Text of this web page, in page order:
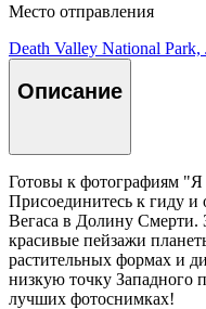
Место отправления
Death Valley National Park,
Описание
Готовы к фотографиям
Присоединитесь к гиду и
Вегаса в Долину Смерти.
красивые пейзажи
растительных формах и
низкую точку Западного
лучших фотоснимках!